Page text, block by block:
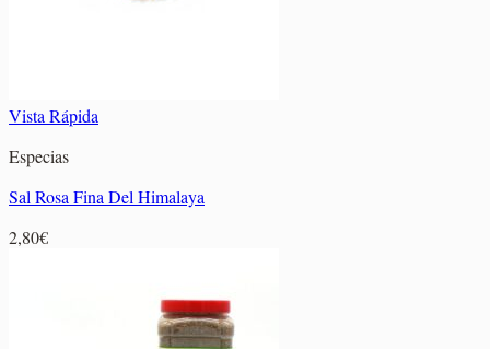
Vista Rápida
Especias
Sal Rosa Fina Del Himalaya
2,80€